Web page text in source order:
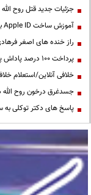
جزئیات جدید قتل روح
آموزش ساخت Apple ID برای کاربران ایرانی
راز خنده های اصغر
پرداخت ۱۰۰ درصد پاداش پایان خدمت فرهنگیان
خلافی آنلاین/استعلام
جسدغرق درخون روح
پاسخ های دکتر توکلی به